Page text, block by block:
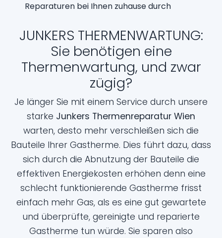
Reparaturen bei Ihnen zuhause durch
JUNKERS THERMENWARTUNG:
Sie benötigen eine
Thermenwartung, und zwar
zügig?
Je länger Sie mit einem Service durch unsere
starke Junkers Thermenreparatur Wien
warten, desto mehr verschleißen sich die
Bauteile Ihrer Gastherme. Dies führt dazu, dass
sich durch die Abnutzung der Bauteile die
effektiven Energiekosten erhöhen denn eine
schlecht funktionierende Gastherme frisst
einfach mehr Gas, als es eine gut gewartete
und überprüfte, gereinigte und reparierte
Gastherme tun würde. Sie sparen also